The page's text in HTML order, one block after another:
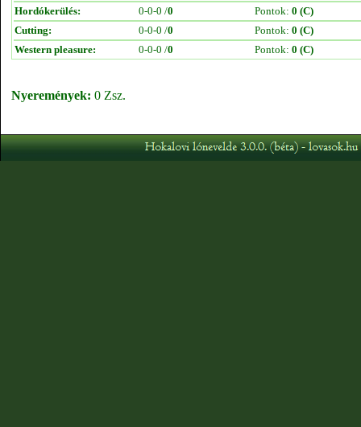
Hordókerülés:
0-0-0 /0 Pontok: 0 (C)
Cutting:
0-0-0 /0 Pontok: 0 (C)
Western pleasure:
0-0-0 /0 Pontok: 0 (C)
Nyeremények: 0 Zsz.